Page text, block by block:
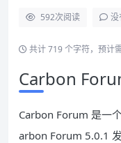
592次阅读 没
共计 719 个字符，预计
Carbon
Carbon Forum 是一
arbon Forum 5.0.1